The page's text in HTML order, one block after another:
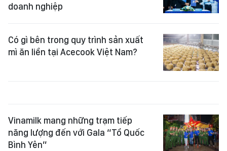
doanh nghiệp
Có gì bên trong quy trình sản xuất
mì ăn liền tại Acecook Việt Nam?
Vinamilk mang những trạm tiếp
năng lượng đến với Gala “Tổ Quốc
Bình Yên”